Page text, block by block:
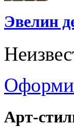
Эвелин
Арт-